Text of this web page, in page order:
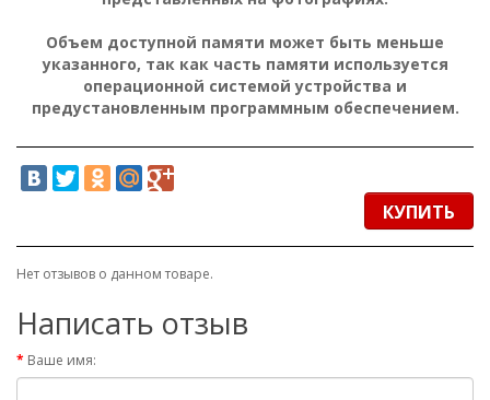
Объем доступной памяти может быть меньше
указанного, так как часть памяти используется
операционной системой устройства и
предустановленным программным обеспечением.
КУПИТЬ
Нет отзывов о данном товаре.
Написать отзыв
Ваше имя: